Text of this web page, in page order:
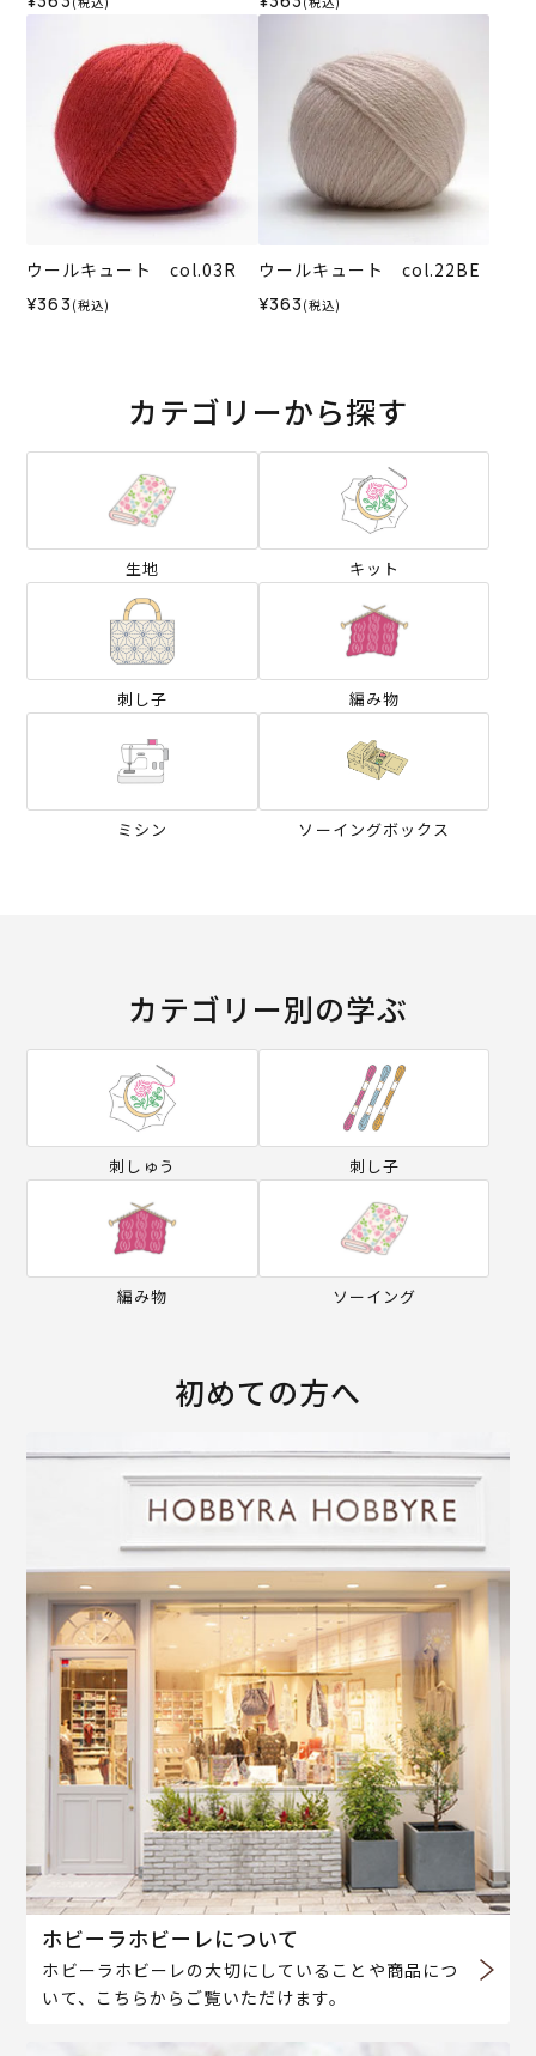
ウールキュート col.03R
¥363 (税込)
ウールキュート col.22BE
¥363 (税込)
カテゴリーから探す
生地 キット
刺し子 編み物
ミシン ソーイングボックス
カテゴリー別の学ぶ
刺しゅう 刺し子
編み物 ソーイング
初めての方へ
ホビーラホビーレについて
ホビーラホビーレの大切にしていることや商品につ
いて、こちらからご覧いただけます。